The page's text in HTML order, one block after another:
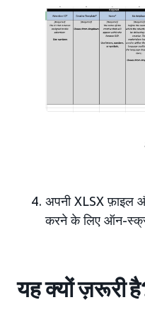
अपनी XLSX फ़ाइल
करने के लिए ऑन-
यह क्यों ज़रूरी